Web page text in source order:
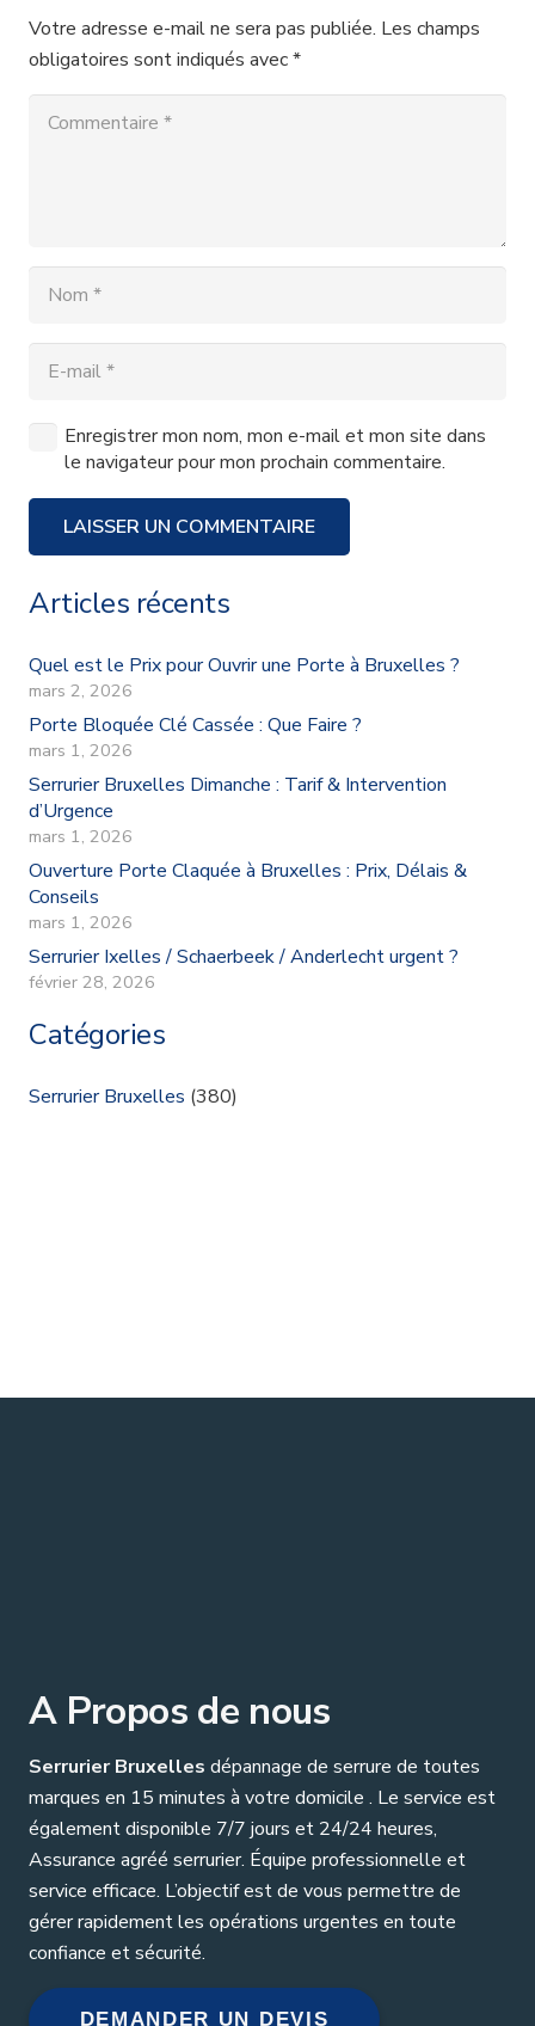
Votre adresse e-mail ne sera pas publiée. Les champs
obligatoires sont indiqués avec*
Enregistrer mon nom, mon e-mail et mon site dans
le navigateur pour mon prochain commentaire.
LAISSER UN COMMENTAIRE
Articles récents
Quel est le Prix pour Ouvrir une Porte à Bruxelles ?
mars 2, 2026
Porte Bloquée Clé Cassée : Que Faire ?
mars 1, 2026
Serrurier Bruxelles Dimanche : Tarif & Intervention
d’Urgence
mars 1, 2026
Ouverture Porte Claquée à Bruxelles : Prix, Délais &
Conseils
mars 1, 2026
Serrurier Ixelles / Schaerbeek / Anderlecht urgent ?
février 28, 2026
Catégories
Serrurier Bruxelles (380)
A Propos de nous
Serrurier Bruxelles dépannage de serrure de toutes
marques en 15 minutes à votre domicile . Le service est
également disponible 7/7 jours et 24/24 heures,
Assurance agréé serrurier. Équipe professionnelle et
service efficace. L’objectif est de vous permettre de
gérer rapidement les opérations urgentes en toute
confiance et sécurité.
DEMANDER UN DEVIS